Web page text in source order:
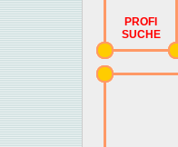
PROFI
SUCHE